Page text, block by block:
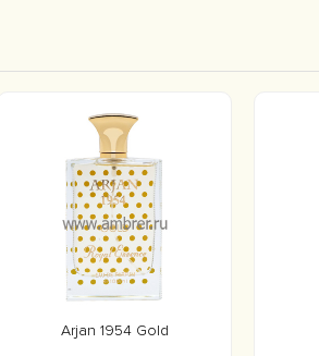
Arjan 1954 Gold